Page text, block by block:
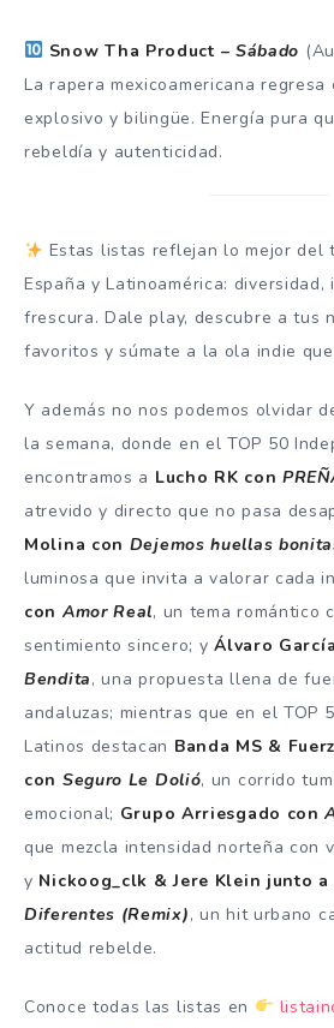
Snow Tha Product – Sábado
La rapera mexicoamericana regresa
explosivo y bilingüe. Energía pura
rebeldía y autenticidad.
Estas listas reflejan lo mejor del
España y Latinoamérica: diversidad,
frescura. Dale play, descubre a tus
favoritos y súmate a la ola indie
Y además no nos podemos olvidar
la semana, donde en el TOP 50
encontramos a Lucho RK con
atrevido y directo que no pasa
Molina con Dejemos huellas
luminosa que invita a valorar cada
con Amor Real, un tema romántico
sentimiento sincero; yÁlvaro
Bendita, una propuesta llena de
andaluzas; mientras que en el TOP
Latinos destacan Banda MS &
con Seguro Le Dolió, un corrido
emocional; Grupo Arriesgado con
que mezcla intensidad norteña con
y Nickoog_clk & Jere Klein junto
Diferentes (Remix), un hit urbano
actitud rebelde.
Conoce todas las listas en